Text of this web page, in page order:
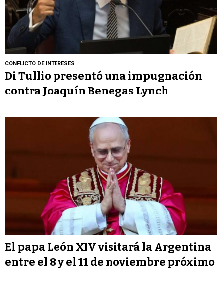
CONFLICTO DE INTERESES
Di Tullio presentó una impugnación
contra Joaquín Benegas Lynch
El papa León XIV visitará la Argentina
entre el 8 y el 11 de noviembre próximo